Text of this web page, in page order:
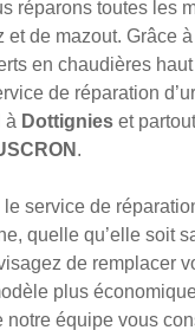
réparons toutes les
et de mazout. Grâce
en chaudières
de réparation
à Dottignies et
.
service de
quelle qu’elle soit
de remplacer
plus
notre équipe vous